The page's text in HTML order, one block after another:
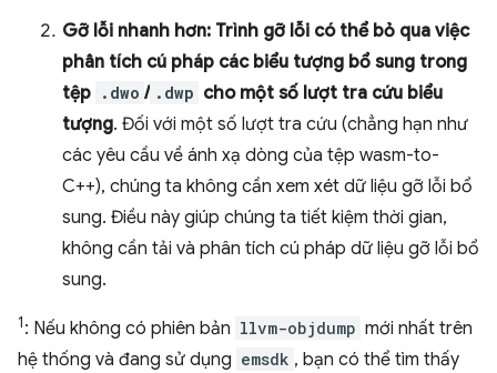
Gỡ lỗi nhanh hơn: Trình gỡ lỗi có thể bỏ qua việc
phân tích cú pháp các biểu tượng bổ sung trong
tệp .dwo / .dwp cho một số lượt tra cứu biểu
tượng. Đối với một số lượt tra cứu (chẳng hạn như
các yêu cầu về ánh xạ dòng của tệp wasm-to-
C++), chúng ta không cần xem xét dữ liệu gỡ lỗi bổ
sung. Điều này giúp chúng ta tiết kiệm thời gian,
không cần tải và phân tích cú pháp dữ liệu gỡ lỗi bổ
sung.
1: Nếu không có phiên bản llvm-objdump mới nhất trên
hệ thống và đang sử dụng emsdk , bạn có thể tìm thấy